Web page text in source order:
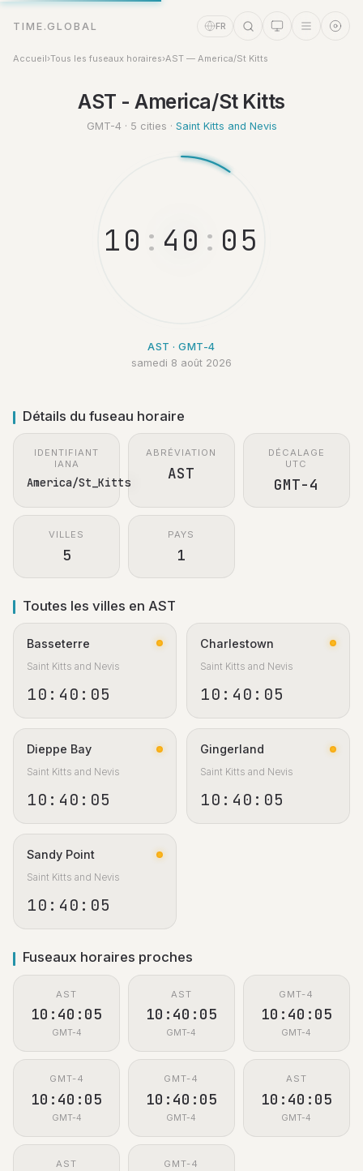
TIME.GLOBAL FR
Accueil›Tous les fuseaux horaires›AST — America/St Kitts
AST - America/St Kitts
GMT-4 · 5 cities · Saint Kitts and Nevis
10 : 40 : 05
AST · GMT-4
samedi 8 août 2026
Détails du fuseau horaire
IDENTIFIANT
IANA
America/St_Kitts
ABRÉVIATION
AST
DÉCALAGE
UTC
GMT-4
VILLES
5
PAYS
1
Toutes les villes en AST
Basseterre
Saint Kitts and Nevis
10:40:05
Charlestown
Saint Kitts and Nevis
10:40:05
Dieppe Bay
Saint Kitts and Nevis
10:40:05
Gingerland
Saint Kitts and Nevis
10:40:05
Sandy Point
Saint Kitts and Nevis
10:40:05
Fuseaux horaires proches
AST
10:40:05
GMT-4
AST
10:40:05
GMT-4
GMT-4
10:40:05
GMT-4
GMT-4
10:40:05
GMT-4
GMT-4
10:40:05
GMT-4
AST
10:40:05
GMT-4
AST GMT-4